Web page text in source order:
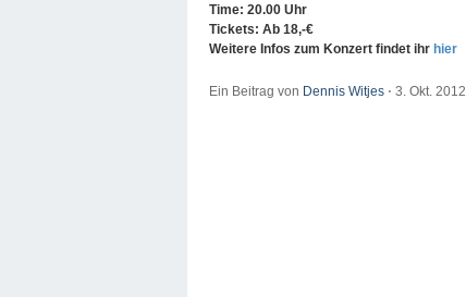
Time: 20.00 Uhr
Tickets: Ab 18,-€
Weitere Infos zum Konzert findet ihr hier
Ein Beitrag von Dennis Witjes ⋅ 3. Okt. 2012